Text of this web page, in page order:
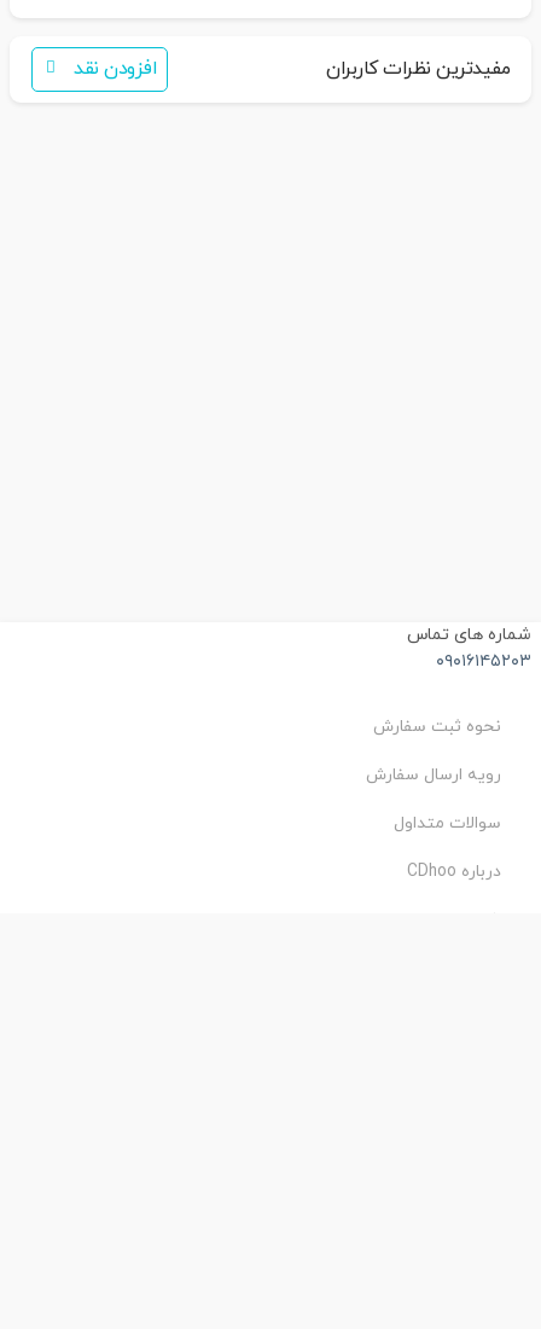
مفیدترین نظرات کاربران افزودن نقد
شماره های تماس
۰۹۰۱۶۱۴۵۲۰۳
نحوه ثبت سفارش
رویه ارسال سفارش
سوالات متداول
درباره CDhoo